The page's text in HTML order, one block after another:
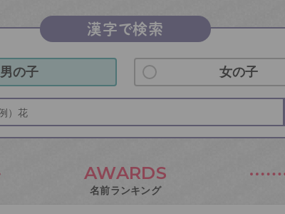
漢字で検索
男の子 女の子
AWARDS
名前ランキング